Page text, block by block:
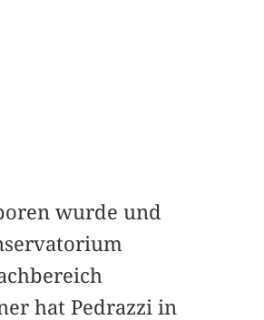
wurde und
hat Pedrazzi in